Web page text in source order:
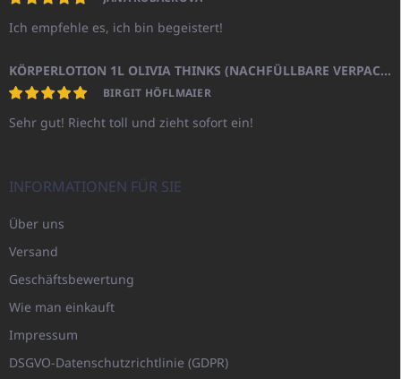
Ich empfehle es, ich bin begeistert!
KÖRPERLOTION 1L OLIVIA THINKS (NACHFÜLLBARE VERPACKUNG)
BIRGIT HÖFLMAIER
Sehr gut! Riecht toll und zieht sofort ein!
INFORMATIONEN FÜR SIE
Über uns
Versand
Geschäftsbewertung
Wie man einkauft
Impressum
DSGVO-Datenschutzrichtlinie (GDPR)